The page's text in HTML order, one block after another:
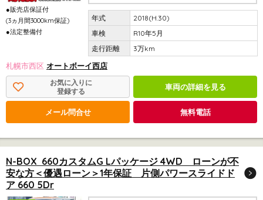
●販売店保証付
(3ヵ月間3000km保証)
●法定整備付
2018(H.30)
R10年5月
3万km
札幌市西区 オートボーイ西店
お気に入りに
登録する
車両の詳細を見る
メール問合せ 無料電話
N-BOX 660カスタムG Lパッケージ 4WD ローンが不
安な方＜優遇ローン＞1年保証 片側パワースライドド
ア 660 5Dr